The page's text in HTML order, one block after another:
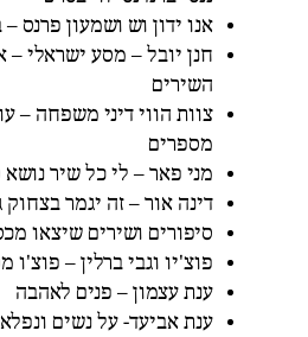
אנו ידון וש ושמעון פרנס
חנן יובל – מסע ישראלי –
השירים
צוות הווי דיני משפחה –
מספרים
מני פאר – לי כל שיר נושא
דינה אור – זה יגמר בצחוק
סיפורים ושירים שיצאו
פוצ'יו וגבי ברלין – פוצ'ו
ענת עצמון – פנים לאהבה
ענת אביעד- על נשים